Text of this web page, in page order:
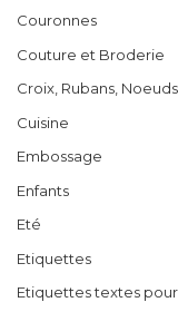
Couronnes
Couture et Broderie
Croix, Rubans,
Cuisine
Embossage
Enfants
Eté
Etiquettes
Etiquettes textes